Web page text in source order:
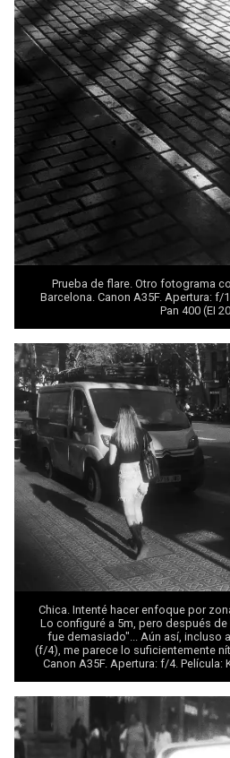
Prueba de flare. Otro fotograma
Barcelona. Canon A35F. Apertura: f/
Pan 400 (EI
Chica. Intenté hacer enfoque por
Lo configuré a 5m, pero después
fue demasiado"... Aún así, incluso
(f/4), me parece lo suficientemente
Canon A35F. Apertura: f/4. Película: